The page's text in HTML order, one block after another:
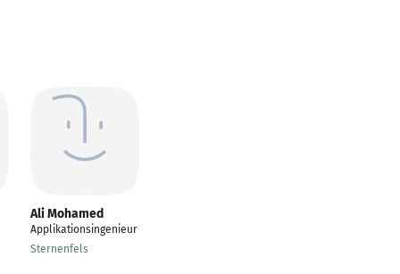
Ali Mohamed
Applikationsingenieur
Sternenfels